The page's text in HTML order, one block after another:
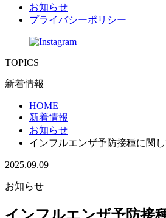
お知らせ
プライバシーポリシー
TOPICS
新着情報
HOME
新着情報
お知らせ
インフルエンザ予防接種に関
2025.09.09
お知らせ
インフルエンザ予防接